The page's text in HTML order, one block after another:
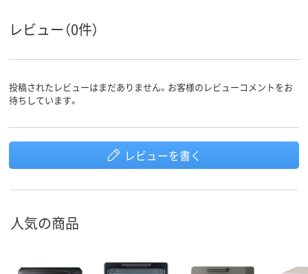
レビュー（0件）
投稿されたレビューはまだありません。お客様のレビューコメントをお
待ちしています。
レビューを書く
人気の商品